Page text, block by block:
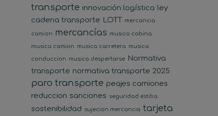
transporte innovación logística ley
cadena transporte LOTT mercancia
camion mercancías musica cabina
musica camion musica carretera musica
conduccion musica despertarse
Normativa
transporte normativa transporte 2025
paro transporte peajes camiones
reduccion sanciones seguridad estiba
sostenibilidad sujecion mercancia tarjeta